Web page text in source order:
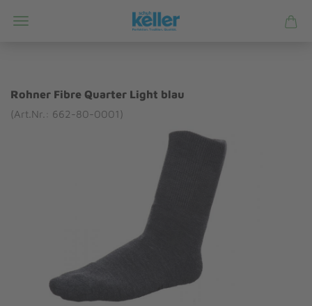
Rohner Fibre Quarter Light blau
(Art.Nr.: 662-80-0001)